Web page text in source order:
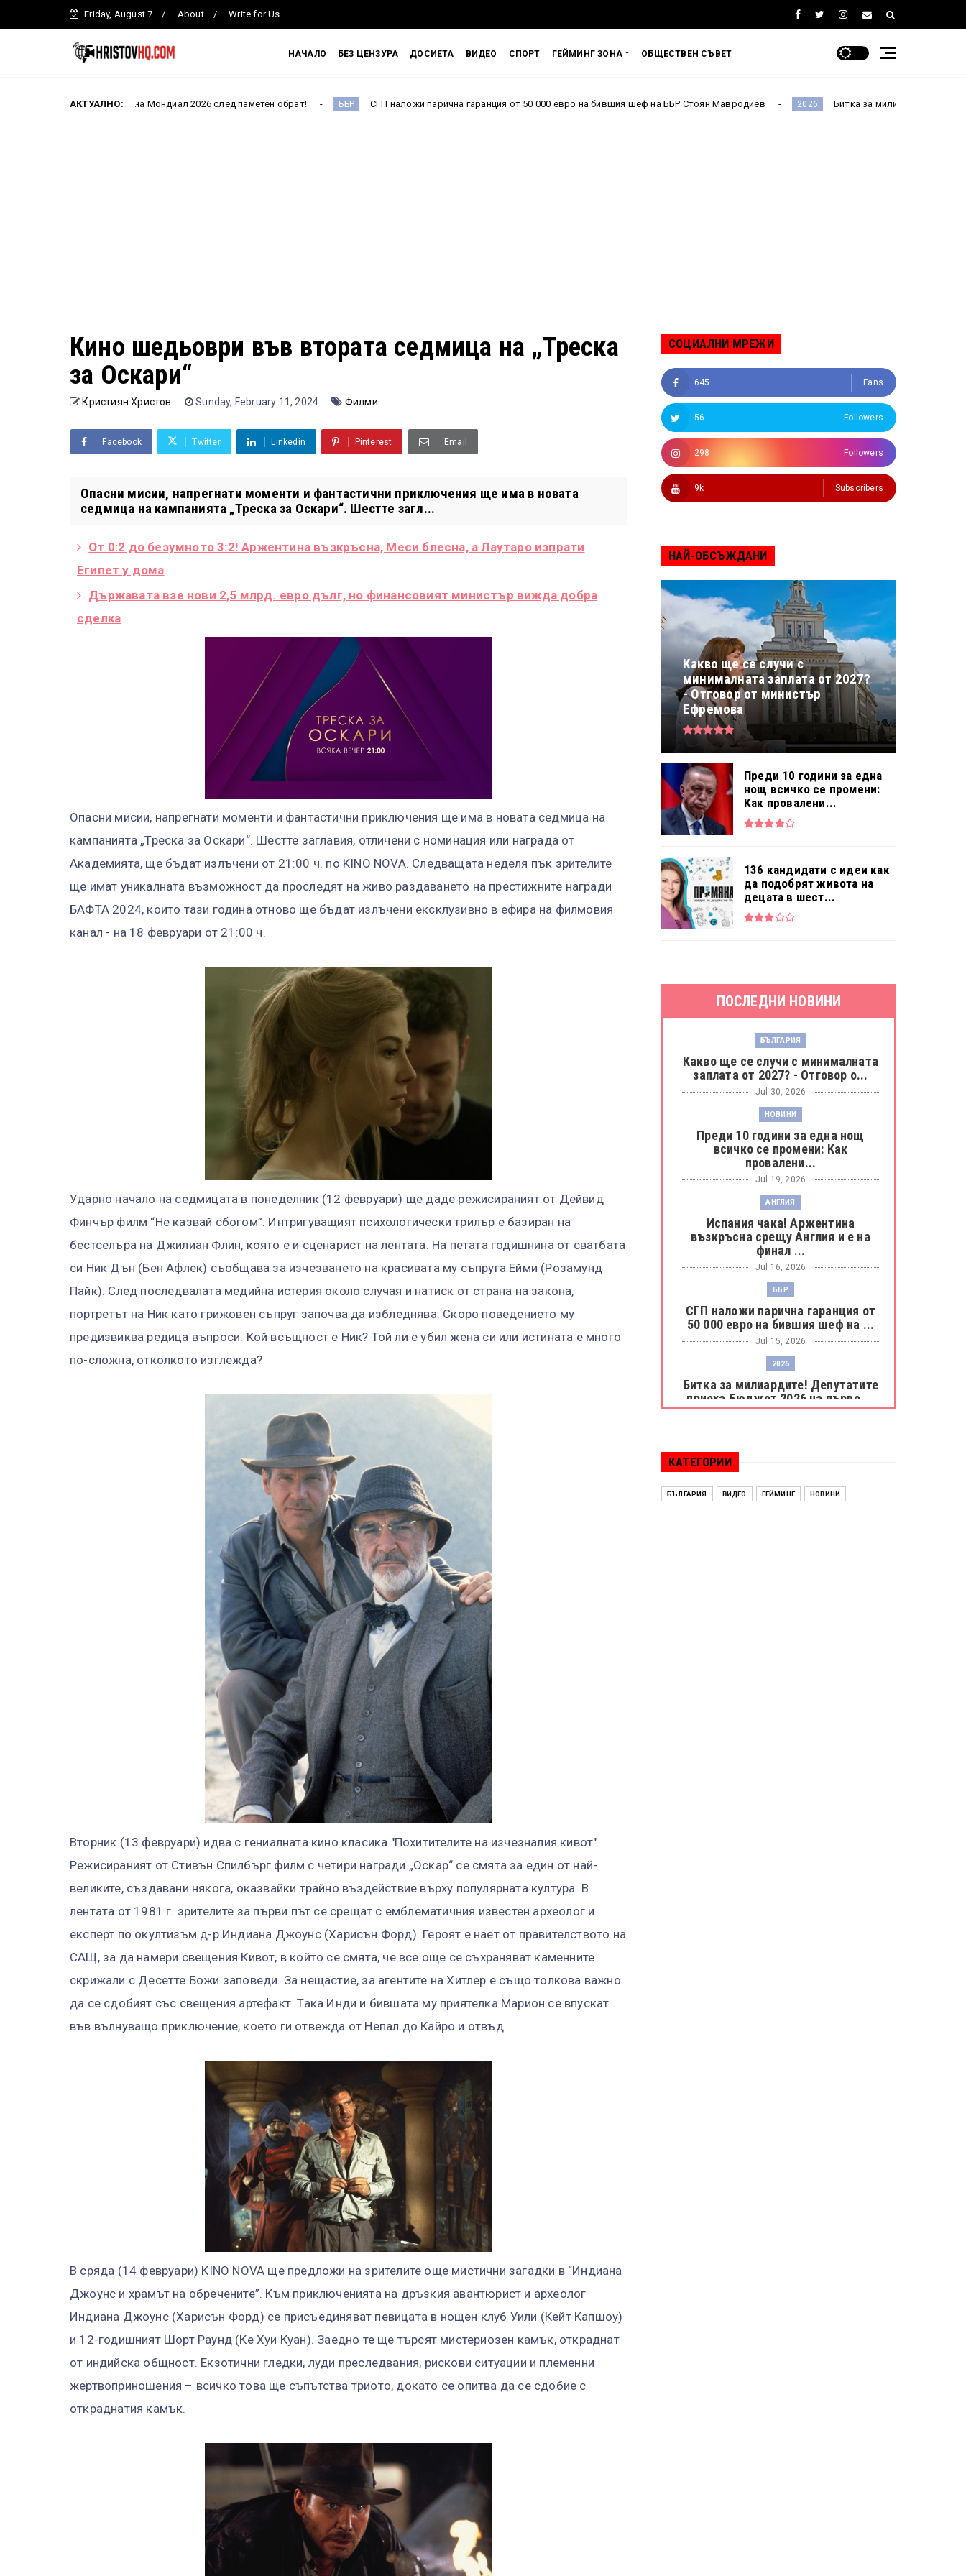
Friday, August 7 About Write for Us
НАЧАЛО БЕЗ ЦЕНЗУРА ДОСИЕТА ВИДЕО СПОРТ ГЕЙМИНГ ЗОНА ОБЩЕСТВЕН СЪВЕТ
АКТУАЛНО:
финал на Мондиал 2026 след паметен обрат! ББР СГП наложи парична гаранция от 50 000 евро на бившия шеф на ББР Стоян Мавродиев 2026 Битка за милиардите! Депутатите приеха
Кино шедьоври във втората седмица на „Треска
за Оскари“
Кристиян Христов Sunday, February 11, 2024 Филми
Facebook Twitter Linkedin Pinterest Email
Опасни мисии, напрегнати моменти и фантастични приключения ще има в новата
седмица на кампанията „Треска за Оскари“. Шестте загл...
От 0:2 до безумното 3:2! Аржентина възкръсна, Меси блесна, а Лаутаро изпрати
Египет у дома
Държавата взе нови 2,5 млрд. евро дълг, но финансовият министър вижда добра
сделка
Опасни мисии, напрегнати моменти и фантастични приключения ще има в новата седмица на
кампанията „Треска за Оскари“. Шестте заглавия, отличени с номинация или награда от
Академията, ще бъдат излъчени от 21:00 ч. по KINO NOVA. Следващата неделя пък зрителите
ще имат уникалната възможност да проследят на живо раздаването на престижните награди
БАФТА 2024, които тази година отново ще бъдат излъчени ексклузивно в ефира на филмовия
канал - на 18 февруари от 21:00 ч.
Ударно начало на седмицата в понеделник (12 февруари) ще даде режисираният от Дейвид
Финчър филм “Не казвай сбогом”. Интригуващият психологически трилър е базиран на
бестселъра на Джилиан Флин, която е и сценарист на лентата. На петата годишнина от сватбата
си Ник Дън (Бен Афлек) съобщава за изчезването на красивата му съпруга Ейми (Розамунд
Пайк). След последвалата медийна истерия около случая и натиск от страна на закона,
портретът на Ник като грижовен съпруг започва да избледнява. Скоро поведението му
предизвиква редица въпроси. Кой всъщност е Ник? Той ли е убил жена си или истината е много
по-сложна, отколкото изглежда?
Вторник (13 февруари) идва с гениалната кино класика "Похитителите на изчезналия кивот".
Режисираният от Стивън Спилбърг филм с четири награди „Оскар“ се смята за един от най-
великите, създавани някога, оказвайки трайно въздействие върху популярната култура. В
лентата от 1981 г. зрителите за първи път се срещат с емблематичния известен археолог и
експерт по окултизъм д-р Индиана Джоунс (Харисън Форд). Героят е нает от правителството на
САЩ, за да намери свещения Кивот, в който се смята, че все още се съхраняват каменните
скрижали с Десетте Божи заповеди. За нещастие, за агентите на Хитлер е също толкова важно
да се сдобият със свещения артефакт. Така Инди и бившата му приятелка Марион се впускат
във вълнуващо приключение, което ги отвежда от Непал до Кайро и отвъд.
В сряда (14 февруари) KINO NOVA ще предложи на зрителите още мистични загадки в “Индиана
Джоунс и храмът на обречените”. Към приключенията на дръзкия авантюрист и археолог
Индиана Джоунс (Харисън Форд) се присъединяват певицата в нощен клуб Уили (Кейт Капшоу)
и 12-годишният Шорт Раунд (Ке Хуи Куан). Заедно те ще търсят мистериозен камък, откраднат
от индийска общност. Екзотични гледки, луди преследвания, рискови ситуации и племенни
жертвоприношения – всичко това ще съпътства триото, докато се опитва да се сдобие с
откраднатия камък.
СОЦИАЛНИ МРЕЖИ
645 Fans
56 Followers
298 Followers
9k Subscribers
НАЙ-ОБСЪЖДАНИ
Какво ще се случи с
минималната заплата от 2027?
- Отговор от министър
Ефремова
Преди 10 години за една
нощ всичко се промени:
Как провалени...
136 кандидати с идеи как
да подобрят живота на
децата в шест...
ПОСЛЕДНИ НОВИНИ
БЪЛГАРИЯ
Какво ще се случи с минималната
заплата от 2027? - Отговор о...
Jul 30, 2026
НОВИНИ
Преди 10 години за една нощ
всичко се промени: Как
провалени...
Jul 19, 2026
АНГЛИЯ
Испания чака! Аржентина
възкръсна срещу Англия и е на
финал ...
Jul 16, 2026
ББР
СГП наложи парична гаранция от
50 000 евро на бившия шеф на ...
Jul 15, 2026
2026
Битка за милиардите! Депутатите
приеха Бюджет 2026 на първо ...
Левски разби Борац с 4:0 и
продължава в Шампионската
лига
Jul 15, 2026
КАТЕГОРИИ
БЪЛГАРИЯ ВИДЕО ГЕЙМИНГ НОВИНИ